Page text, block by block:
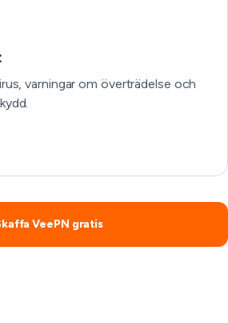
varningar om överträdelse och
VeePN gratis